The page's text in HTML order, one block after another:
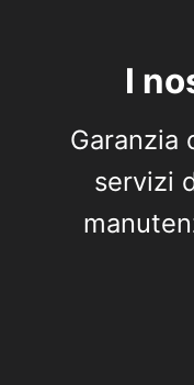
I
Garanzia
servizi